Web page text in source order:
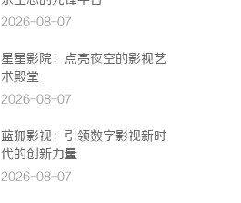
2026-08-07
星星影院：点亮夜空的影视艺
术殿堂
2026-08-07
蓝狐影视：引领数字影视新时
代的创新力量
2026-08-07